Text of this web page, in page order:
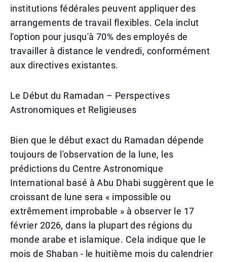
institutions fédérales peuvent appliquer des
arrangements de travail flexibles. Cela inclut
l'option pour jusqu'à 70% des employés de
travailler à distance le vendredi, conformément
aux directives existantes.
Le Début du Ramadan – Perspectives
Astronomiques et Religieuses
Bien que le début exact du Ramadan dépende
toujours de l'observation de la lune, les
prédictions du Centre Astronomique
International basé à Abu Dhabi suggèrent que le
croissant de lune sera « impossible ou
extrêmement improbable » à observer le 17
février 2026, dans la plupart des régions du
monde arabe et islamique. Cela indique que le
mois de Shaban - le huitième mois du calendrier